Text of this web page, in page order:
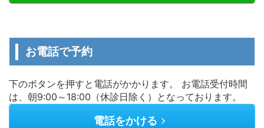
お電話で予約
下のボタンを押すと電話がかかります。 お電話受付時間
は、朝9:00～18:00（休診日除く）となっております。
電話をかける